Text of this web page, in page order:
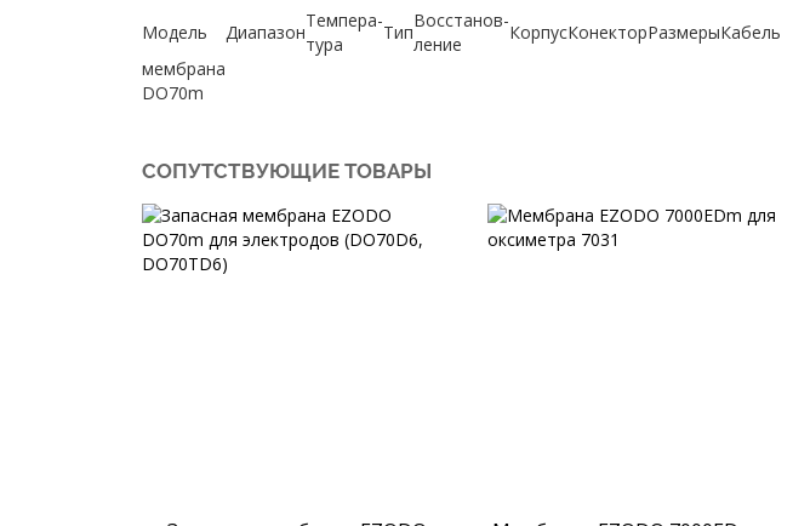
Модель Диапазон
Темпера-
тура
Тип
Восстанов-
ление
КорпусКонекторРазмерыКабель
мембрана
DО70m
СОПУТСТВУЮЩИЕ ТОВАРЫ